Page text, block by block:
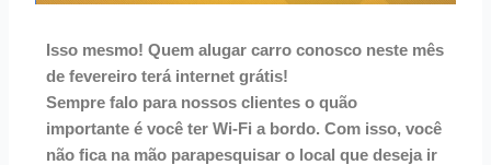
Isso mesmo! Quem alugar carro conosco neste mês
de fevereiro terá internet grátis!
Sempre falo para nossos clientes o quão
importante é você ter Wi-Fi a bordo. Com isso, você
não fica na mão parapesquisar o local que deseja ir